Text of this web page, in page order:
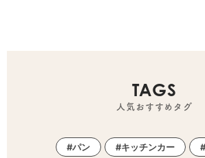
TAGS
人気おすすめタグ
パン キッチンカー